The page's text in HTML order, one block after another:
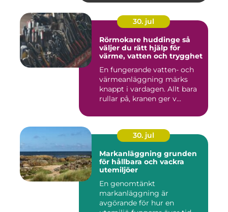
30. jul
Rörmokare huddinge så
väljer du rätt hjälp för
värme, vatten och trygghet
En fungerande vatten- och
värmeanläggning märks
knappt i vardagen. Allt bara
rullar på, kranen ger v...
30. jul
Markanläggning grunden
för hållbara och vackra
utemiljöer
En genomtänkt
markanläggning är
avgörande för hur en